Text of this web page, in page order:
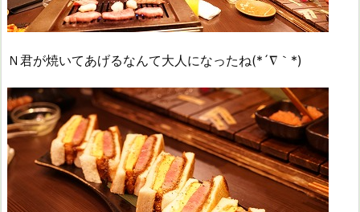
Ｎ君が焼いてあげるなんて大人になったね(*´∇｀*)